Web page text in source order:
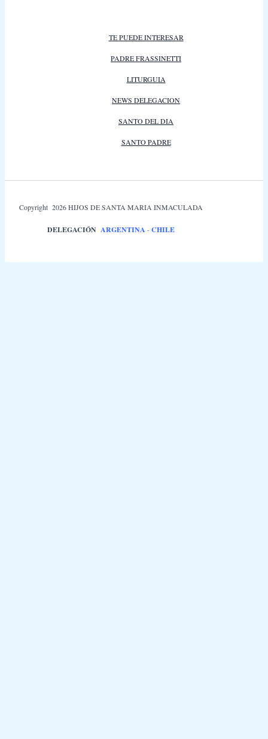
TE PUEDE INTERESAR
PADRE FRASSINETTI
LITURGUIA
NEWS DELEGACION
SANTO DEL DIA
SANTO PADRE
Copyright 2026 HIJOS DE SANTA MARIA INMACULADA
DELEGACIÓN ARGENTINA -CHILE